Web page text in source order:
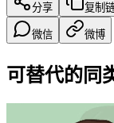
分享 复制
微信 微博
可替代的同